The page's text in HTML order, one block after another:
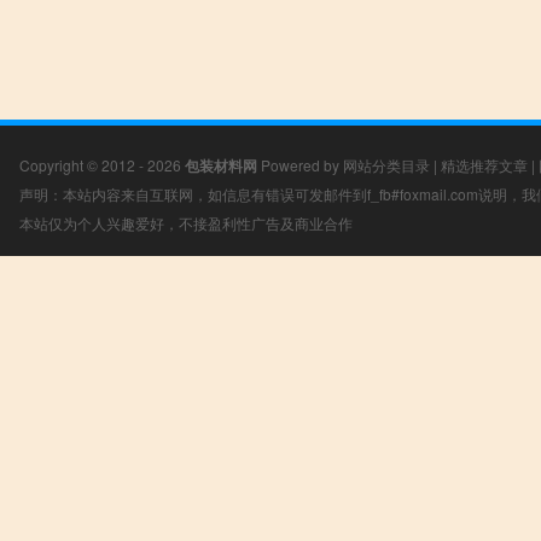
Copyright © 2012 - 2026 包装材料网 Powered by 网站分类目录 | 精选推荐文章 |
声明：本站内容来自互联网，如信息有错误可发邮件到f_fb#foxmail.com说明，
本站仅为个人兴趣爱好，不接盈利性广告及商业合作